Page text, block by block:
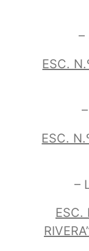
–
ESC.
ESC.
–
ESC.